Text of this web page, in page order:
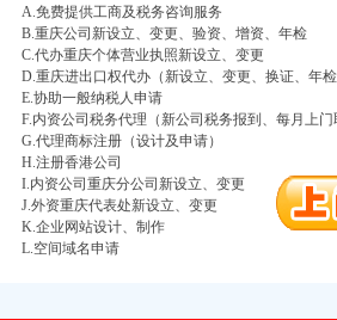
A.免费提供工商及税务咨询服务
B.重庆公司新设立、变更、验资、增资、年检
C.代办重庆个体营业执照新设立、变更
D.重庆进出口权代办（新设立、变更、换证、年检
E.协助一般纳税人申请
F.内资公司税务代理（新公司税务报到、每月上
G.代理商标注册（设计及申请）
H.注册香港公司
I.内资公司重庆分公司新设立、变更
J.外资重庆代表处新设立、变更
K.企业网站设计、制作
L.空间域名申请